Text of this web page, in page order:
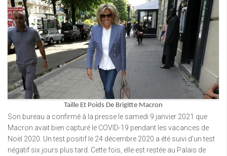
Taille Et Poids De Brigitte Macron
Son bureau a confirmé à la presse le samedi 9 janvier 2021 que
Macron avait bien capturé le COVID-19 pendant les vacances de
Noël 2020. Un test positif le 24 décembre 2020 a été suivi d’un test
négatif six jours plus tard. Cette fois, elle est restée au Palais de